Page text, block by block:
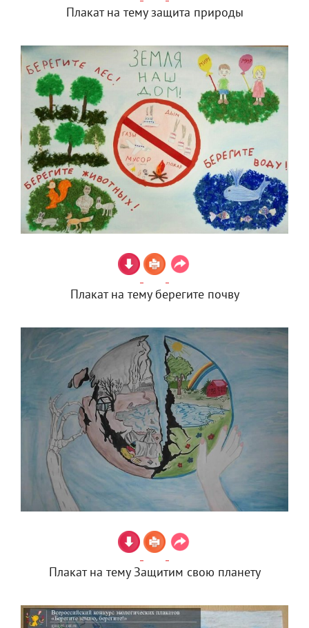
Плакат на тему защита природы
Плакат на тему берегите почву
Плакат на тему Защитим свою планету